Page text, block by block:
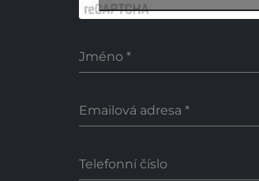
Jméno *
Emailová adresa *
Telefonní číslo